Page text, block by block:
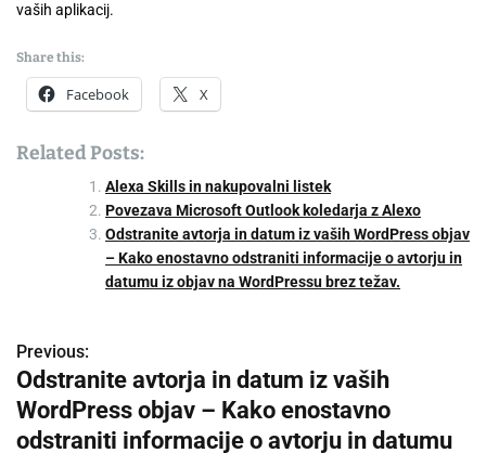
vaših aplikacij.
Share this:
Facebook X
Related Posts:
Alexa Skills in nakupovalni listek
Povezava Microsoft Outlook koledarja z Alexo
Odstranite avtorja in datum iz vaših WordPress objav
– Kako enostavno odstraniti informacije o avtorju in
datumu iz objav na WordPressu brez težav.
P
o
s
Previous:
Odstranite avtorja in datum iz vaših
WordPress objav – Kako enostavno
odstraniti informacije o avtorju in datumu